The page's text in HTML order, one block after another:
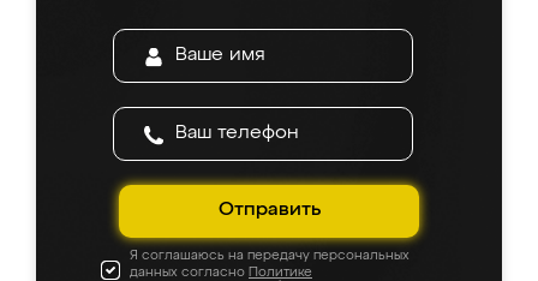
Отправить
Я соглашаюсь на передачу персональных
данных согласно Политике